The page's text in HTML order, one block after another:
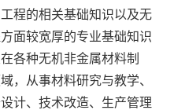
程的相关基础知识以及无
面较宽厚的专业基础知识
各种无机非金属材料制
，从事材料研究与教学、
计、技术改造、生产管理